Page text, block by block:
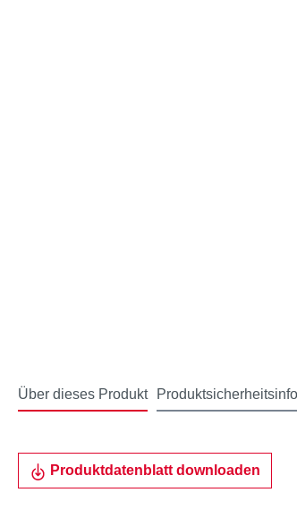
Über dieses Produkt
Produktdatenblatt downloaden